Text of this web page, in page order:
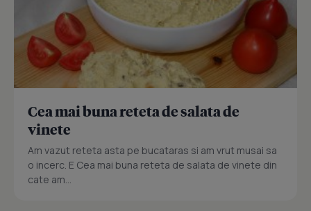
Cea mai buna reteta de salata de
vinete
Am vazut reteta asta pe bucataras si am vrut musai sa
o incerc. E Cea mai buna reteta de salata de vinete din
cate am...